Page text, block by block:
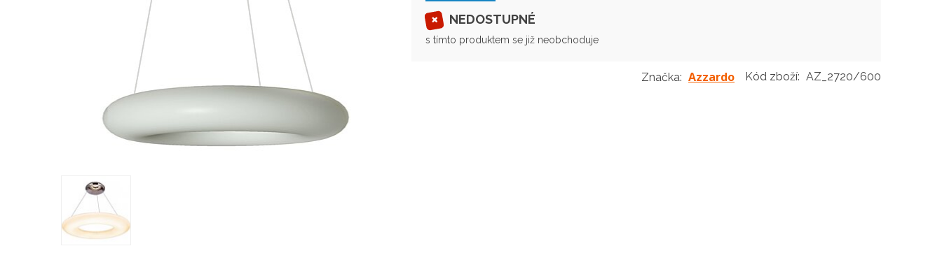
NEDOSTUPNÉ
s tímto produktem se již neobchoduje
Značka: Azzardo Kód zboží: AZ_2720/600